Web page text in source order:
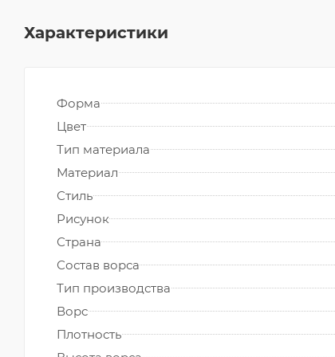
Характеристики
Форма
Цвет
Тип материала
Материал
Стиль
Рисунок
Страна
Состав ворса
Тип производства
Ворс
Плотность